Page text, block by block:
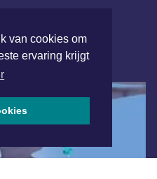
van cookies om
ervaring krijgt